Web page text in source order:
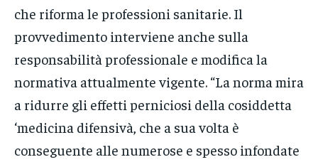
che riforma le professioni sanitarie. Il
provvedimento interviene anche sulla
responsabilità professionale e modifica la
normativa attualmente vigente. “La norma mira
a ridurre gli effetti perniciosi della cosiddetta
‘medicina difensivà, che a sua volta è
conseguente alle numerose e spesso infondate